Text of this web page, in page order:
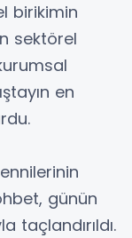
birikimin
sektörel
en
günün
taçlandırıldı.